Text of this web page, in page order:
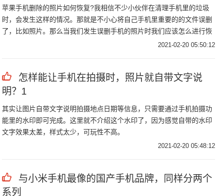
苹果手机删除的照片如何恢复?我相信不少小伙伴在清理手机里的垃圾
时，会发生这样的情况。那就是不小心将自己手机里重要的的文件误删
了，比如照片。那么当我们发生误删手机的照片时我们应该怎么进行恢
复?手机里的照片误删了怎么恢复?接下来小编就来告诉大家手机照片的
2021-02-20 05:50:12
怎样能让手机在拍摄时，照片就自带文字说
明？1
其实让图片自带文字说明拍摄地点日期等信息，只需要通过手机拍摄功
能里的水印即可完成。这里就不介绍这个水印了，因为感觉自带的水印
文字效果太差，样式太少，可玩性不高。
2021-02-20 05:48:12
与小米手机最像的国产手机品牌，同样分两个
系列